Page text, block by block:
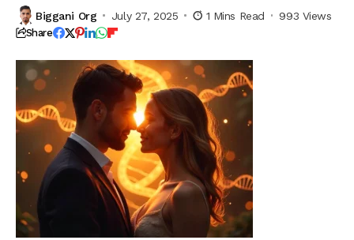
Biggani Org July 27, 2025 1 Mins Read 993 Views
Share